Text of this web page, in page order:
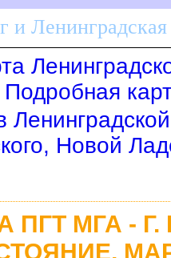
и Ленинградская
Новой
ПГТ МГА -